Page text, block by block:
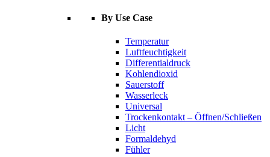
By Use Case
Temperatur
Luftfeuchtigkeit
Differentialdruck
Kohlendioxid
Sauerstoff
Wasserleck
Universal
Trockenkontakt – Öffnen/Schließen
Licht
Formaldehyd
Fühler